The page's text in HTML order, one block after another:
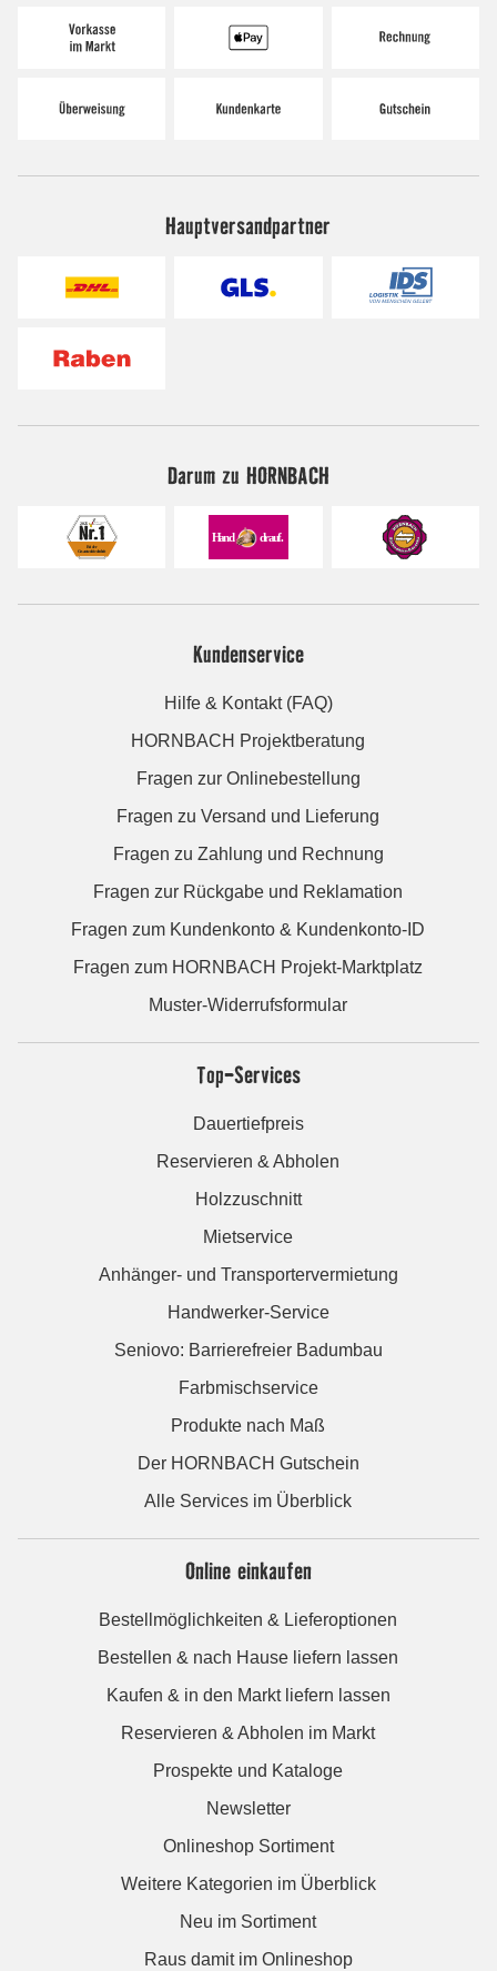
Hauptversandpartner
Darum zu HORNBACH
Kundenservice
Hilfe & Kontakt (FAQ)
HORNBACH Projektberatung
Fragen zur Onlinebestellung
Fragen zu Versand und Lieferung
Fragen zu Zahlung und Rechnung
Fragen zur Rückgabe und Reklamation
Fragen zum Kundenkonto & Kundenkonto-ID
Fragen zum HORNBACH Projekt-Marktplatz
Muster-Widerrufsformular
Top-Services
Dauertiefpreis
Reservieren & Abholen
Holzzuschnitt
Mietservice
Anhänger- und Transportervermietung
Handwerker-Service
Seniovo: Barrierefreier Badumbau
Farbmischservice
Produkte nach Maß
Der HORNBACH Gutschein
Alle Services im Überblick
Online einkaufen
Bestellmöglichkeiten & Lieferoptionen
Bestellen & nach Hause liefern lassen
Kaufen & in den Markt liefern lassen
Reservieren & Abholen im Markt
Prospekte und Kataloge
Newsletter
Onlineshop Sortiment
Weitere Kategorien im Überblick
Neu im Sortiment
Raus damit im Onlineshop